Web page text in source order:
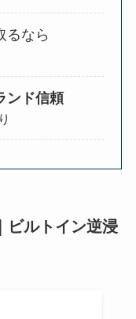
るなら
ンド信頼
ビルトイン逆浸